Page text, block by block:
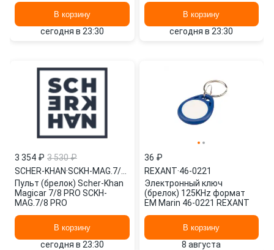
В корзину
сегодня в 23:30
В корзину
сегодня в 23:30
3 354 ₽ 3 530 ₽
SCHER-KHAN·
Пульт (брелок) Scher-Khan
Magicar 7/8 PRO SCKH-
MAG.7/8 PRO
В корзину
сегодня в 23:30
36 ₽
REXANT·46-0221
Электронный ключ
(брелок) 125KHz формат
EM Marin 46-0221 REXANT
В корзину
8 августа